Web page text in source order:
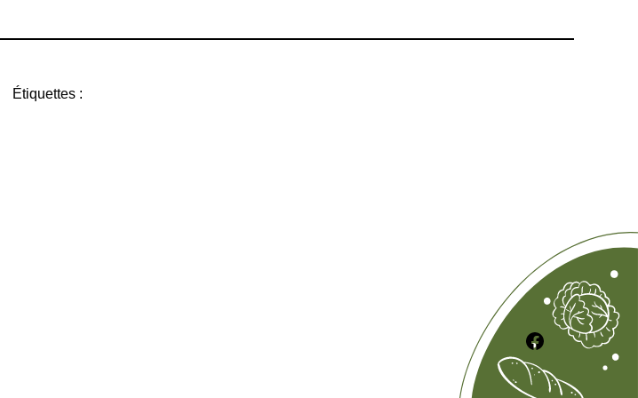
Étiquettes :
Ce lien vou permet d'accéder à notre page Facebook.